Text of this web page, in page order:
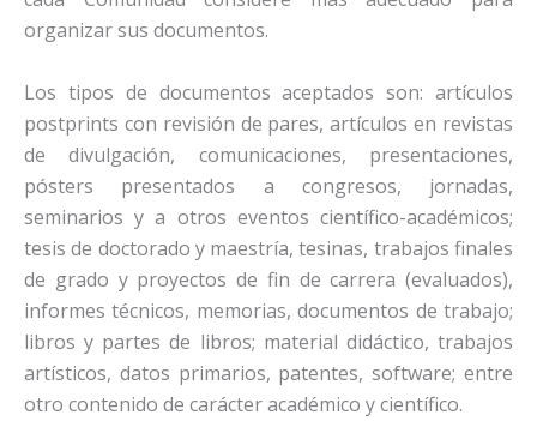
organizar sus documentos.
Los tipos de documentos aceptados son: artículos
postprints con revisión de pares, artículos en revistas
de divulgación, comunicaciones, presentaciones,
pósters presentados a congresos, jornadas,
seminarios y a otros eventos científico-académicos;
tesis de doctorado y maestría, tesinas, trabajos finales
de grado y proyectos de fin de carrera (evaluados),
informes técnicos, memorias, documentos de trabajo;
libros y partes de libros; material didáctico, trabajos
artísticos, datos primarios, patentes, software; entre
otro contenido de carácter académico y científico.